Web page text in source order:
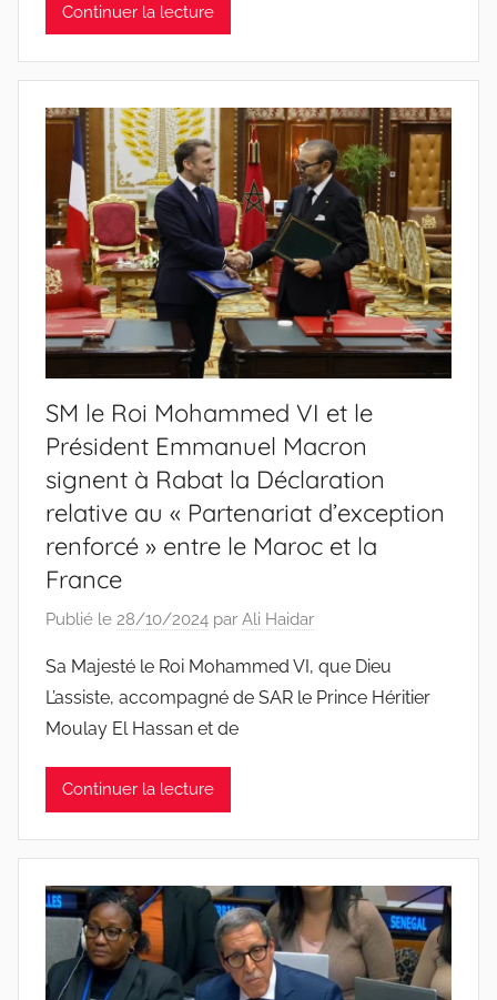
Continuer la lecture
SM le Roi Mohammed VI et le
Président Emmanuel Macron
signent à Rabat la Déclaration
relative au « Partenariat d’exception
renforcé » entre le Maroc et la
France
Publié le 28/10/2024 par Ali Haidar
Sa Majesté le Roi Mohammed VI, que Dieu
L’assiste, accompagné de SAR le Prince Héritier
Moulay El Hassan et de
Continuer la lecture